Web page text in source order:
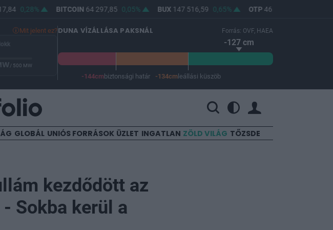
0,28% BITCOIN64 297,85 0,05% BUX147 516,59 0,65% OTP46 100
Mit jelent ez?
/ 500 MW
DUNA VÍZÁLLÁSA PAKSNÁL Forrás: OVF, HAEA
-127 cm
-144cm biztonsági határ -134cm leállási küszöb
GLOBÁL UNIÓS FORRÁSOK ÜZLET INGATLAN ZÖLD VILÁG TŐZSDE
kezdődött az
Sokba kerül a